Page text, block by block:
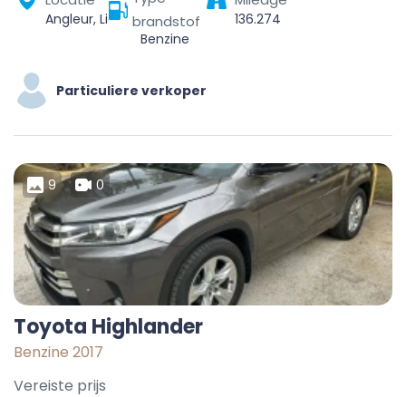
Angleur, Liège, Wallonie, 4000, Belgique brandstof
Benzine
136.274
Particuliere verkoper
9 0
Toyota Highlander
Benzine 2017
Vereiste prijs